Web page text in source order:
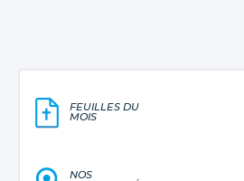
FEUILLES DU
MOIS
NOS